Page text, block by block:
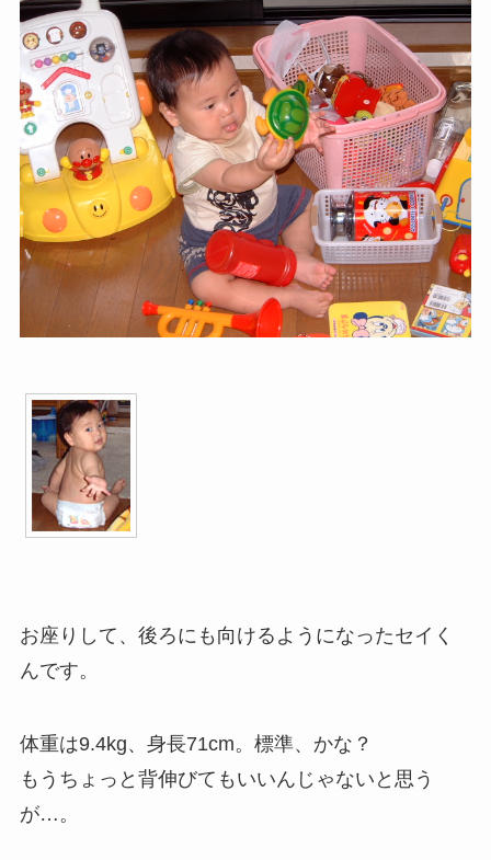
お座りして、後ろにも向けるようになったセイく
んです。
体重は9.4kg、身長71cm。標準、かな？
もうちょっと背伸びてもいいんじゃないと思う
が…。